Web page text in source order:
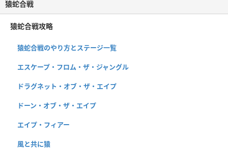
猿蛇合戦
猿蛇合戦攻略
猿蛇合戦のやり方とステージ一覧
エスケープ・フロム・ザ・ジャングル
ドラグネット・オブ・ザ・エイプ
ドーン・オブ・ザ・エイプ
エイプ・フィアー
風と共に猿